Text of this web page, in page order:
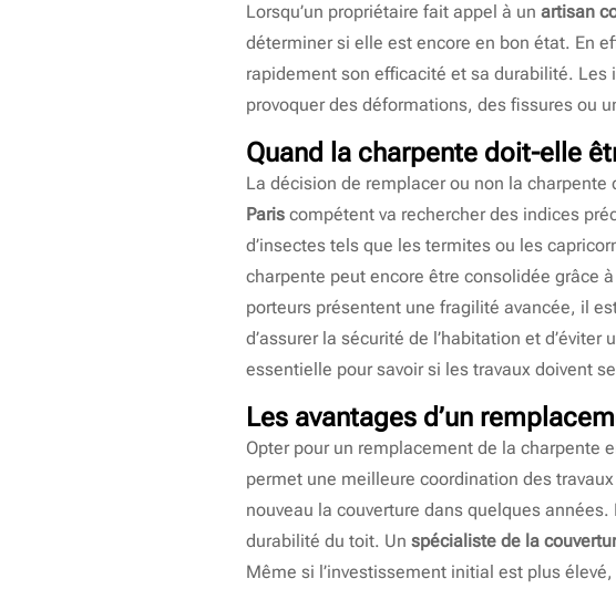
Lorsqu’un propriétaire fait appel à un artisan
déterminer si elle est encore en bon état. En
rapidement son efficacité et sa durabilité.
provoquer des déformations, des fissures ou
Quand la charpente doit-elle
La décision de remplacer ou non la
Paris compétent va rechercher des indices
d’insectes tels que les termites ou les
charpente peut encore être consolidée grâce
porteurs présentent une fragilité avancée, il
d’assurer la sécurité de l’habitation et
essentielle pour savoir si les travaux doivent
Les avantages d’un
Opter pour un remplacement de la charpente
permet une meilleure coordination des
nouveau la couverture dans quelques
durabilité du toit. Un spécialiste de la
Même si l’investissement initial est plus